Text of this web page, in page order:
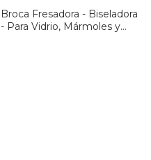
Broca Fresadora - Biseladora
- Para Vidrio, Mármoles y